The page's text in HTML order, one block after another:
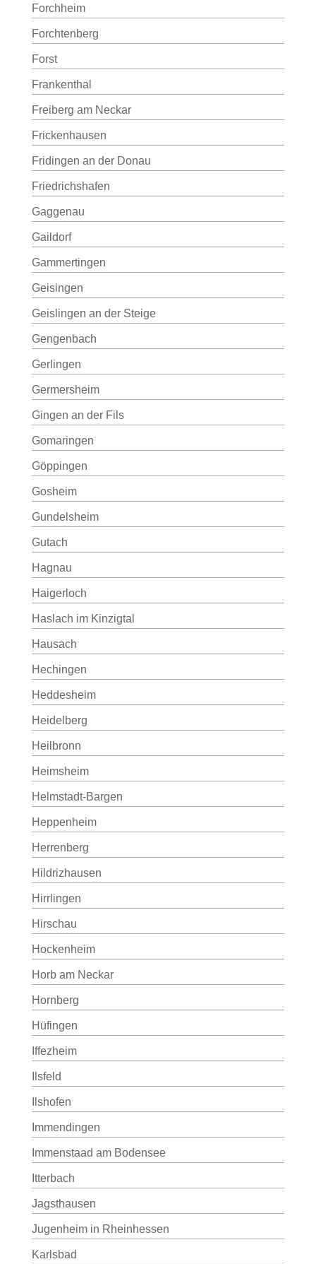
Forchheim
Forchtenberg
Forst
Frankenthal
Freiberg am Neckar
Frickenhausen
Fridingen an der Donau
Friedrichshafen
Gaggenau
Gaildorf
Gammertingen
Geisingen
Geislingen an der Steige
Gengenbach
Gerlingen
Germersheim
Gingen an der Fils
Gomaringen
Göppingen
Gosheim
Gundelsheim
Gutach
Hagnau
Haigerloch
Haslach im Kinzigtal
Hausach
Hechingen
Heddesheim
Heidelberg
Heilbronn
Heimsheim
Helmstadt-Bargen
Heppenheim
Herrenberg
Hildrizhausen
Hirrlingen
Hirschau
Hockenheim
Horb am Neckar
Hornberg
Hüfingen
Iffezheim
Ilsfeld
Ilshofen
Immendingen
Immenstaad am Bodensee
Itterbach
Jagsthausen
Jugenheim in Rheinhessen
Karlsbad